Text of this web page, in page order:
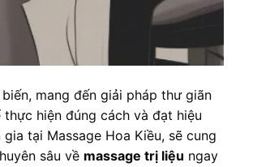
mang đến giải pháp thư giãn
hiện đúng cách và đạt hiệu
tại Massage Hoa Kiều, sẽ cung
sâu về massage trị liệu ngay